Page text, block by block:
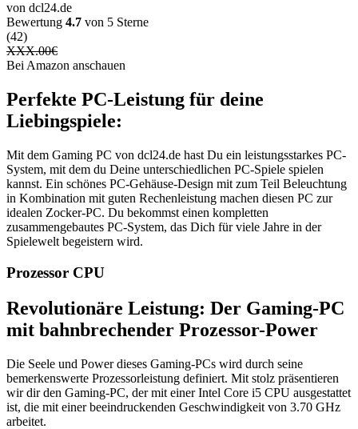
von dcl24.de
Bewertung 4.7 von 5 Sterne
(42)
XXX.00€
Bei Amazon anschauen
Perfekte PC-Leistung für deine
Liebingspiele:
Mit dem Gaming PC von dcl24.de hast Du ein leistungsstarkes PC-
System, mit dem du Deine unterschiedlichen PC-Spiele spielen
kannst. Ein schönes PC-Gehäuse-Design mit zum Teil Beleuchtung
in Kombination mit guten Rechenleistung machen diesen PC zur
idealen Zocker-PC. Du bekommst einen kompletten
zusammengebautes PC-System, das Dich für viele Jahre in der
Spielewelt begeistern wird.
Prozessor CPU
Revolutionäre Leistung: Der Gaming-PC
mit bahnbrechender Prozessor-Power
Die Seele und Power dieses Gaming-PCs wird durch seine
bemerkenswerte Prozessorleistung definiert. Mit stolz präsentieren
wir dir den Gaming-PC, der mit einer Intel Core i5 CPU ausgestattet
ist, die mit einer beeindruckenden Geschwindigkeit von 3.70 GHz
arbeitet.